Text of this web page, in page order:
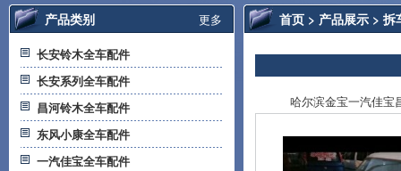
更多
产品类别
长安铃木全车配件
长安系列全车配件
昌河铃木全车配件
东风小康全车配件
一汽佳宝全车配件
首页 > 产品展示 > 拆
哈尔滨金宝一汽佳宝